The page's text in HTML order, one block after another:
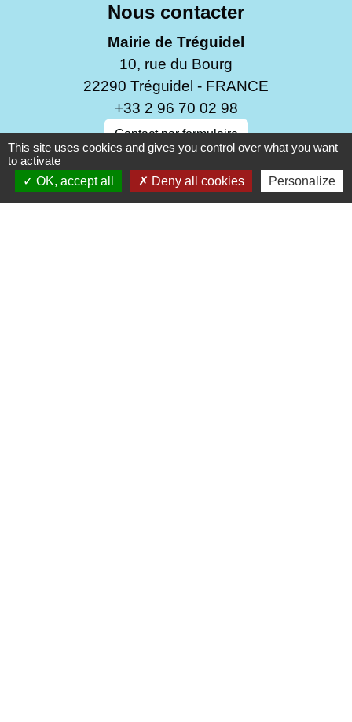
Nous contacter
Mairie de Tréguidel
10, rue du Bourg
22290 Tréguidel - FRANCE
+33 2 96 70 02 98
Contact par formulaire
Du mardi au mercredi de 9h30 à 12h00
Du vendredi au samedi de 9h30 à 12h00
This site uses cookies and gives you control over what you want
to activate
OK, accept all
Deny all cookies Personalize